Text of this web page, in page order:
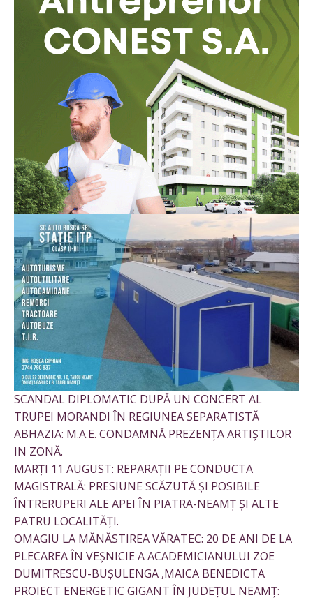
SCANDAL DIPLOMATIC DUPĂ UN CONCERT AL
TRUPEI MORANDI ÎN REGIUNEA SEPARATISTĂ
ABHAZIA: M.A.E. CONDAMNĂ PREZENȚA ARTIȘTILOR
IN ZONĂ.
MARȚI 11 AUGUST: REPARAȚII PE CONDUCTA
MAGISTRALĂ: PRESIUNE SCĂZUTĂ ȘI POSIBILE
ÎNTRERUPERI ALE APEI ÎN PIATRA-NEAMȚ ȘI ALTE
PATRU LOCALITĂȚI.
OMAGIU LA MĂNĂSTIREA VĂRATEC: 20 DE ANI DE LA
PLECAREA ÎN VEȘNICIE A ACADEMICIANULUI ZOE
DUMITRESCU-BUȘULENGA ,MAICA BENEDICTA
PROIECT ENERGETIC GIGANT ÎN JUDEȚUL NEAMȚ: